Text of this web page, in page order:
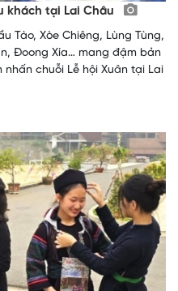
khách tại Lai Châu
Tào, Xòe Chiêng, Lùng Tùng,
Đoong Xía… mang đậm bản
chuỗi Lễ hội Xuân tại Lai